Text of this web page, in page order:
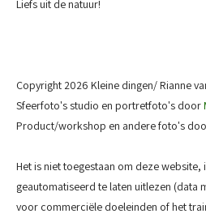
Liefs uit de natuur!
Copyright 2026 Kleine dingen/ Rianne
Sfeerfoto's studio en portretfoto's door
Product/workshop en andere foto's
Het is niet toegestaan om deze
geautomatiseerd te laten uitlezen (data
voor commerciële doeleinden of het